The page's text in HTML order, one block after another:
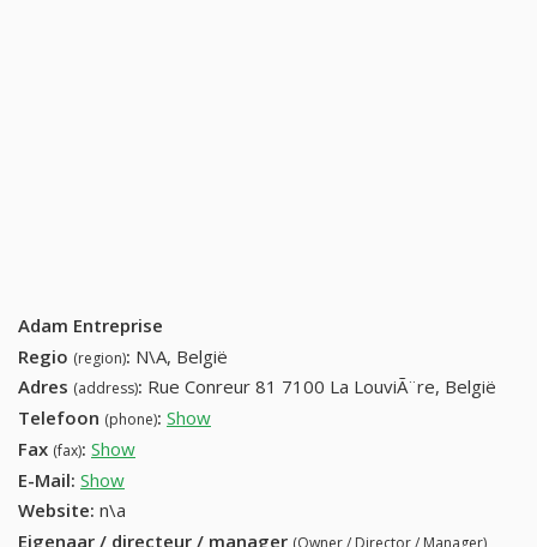
Adam Entreprise
Regio (region): N\A, België
Adres (address): Rue Conreur 81 7100 La LouviÃ¨re, België
Telefoon (phone): Show
Fax (fax): Show
E-Mail: Show
Website: n\a
Eigenaar / directeur / manager